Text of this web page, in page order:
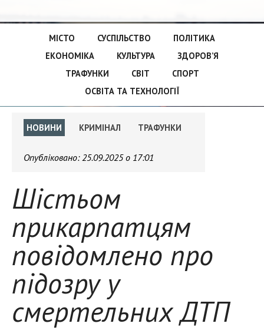
МІСТО СУСПІЛЬСТВО
ПОЛІТИКА
ЕКОНОМІКА
КУЛЬТУРА
ЗДОРОВ’Я
ТРАФУНКИ
СВІТ
СПОРТ
ОСВІТА ТА ТЕХНОЛОГІЇ
НОВИНИ КРИМІНАЛ ТРАФУНКИ
Опубліковано:25.09.2025 о 17:01
Шістьом
прикарпатцям
повідомлено про
підозру у
смертельних ДТП